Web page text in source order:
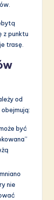
z punktu
trasę.
od
być
nie